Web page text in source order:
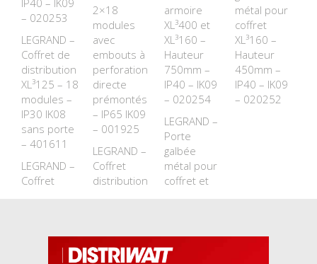
IP40 – IK09
– 020253
LEGRAND –
Coffret de
distribution
XL³125 – 18
modules –
IP30 IK08
sans porte
– 401611
LEGRAND –
Coffret
2×18
modules
avec
embouts à
perforation
directe
prémontés
– IP65 IK09
– 001925
LEGRAND –
Coffret
distribution
armoire
XL³400 et
XL³160 –
Hauteur
750mm –
IP40 – IK09
– 020254
LEGRAND –
Porte
galbée
métal pour
coffret et
métal pour
coffret
XL³160 –
Hauteur
450mm –
IP40 – IK09
– 020252